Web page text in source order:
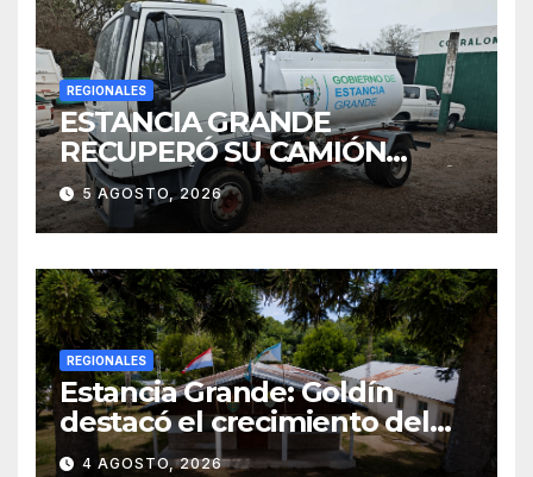
REGIONALES
ESTANCIA GRANDE
RECUPERÓ SU CAMIÓN
ATMOSFÉRICO Y MEJORARÁ
EL SERVICIO DE
SANEAMIENTO PARA LOS
VECINOS
5 AGOSTO, 2026
REGIONALES
Estancia Grande: Goldín
destacó el crecimiento del
municipio, anunció nuevas
4 AGOSTO, 2026